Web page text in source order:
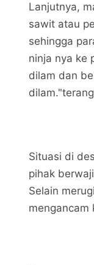
Lanjutnya,
sawit atau
sehingga
ninja nya ke
dilam dan
Situasi di
pihak
Selain
mengancam